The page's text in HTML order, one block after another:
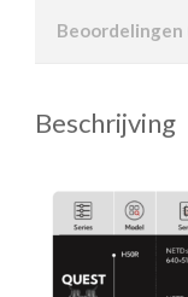
Beoordelingen
Beschrijving